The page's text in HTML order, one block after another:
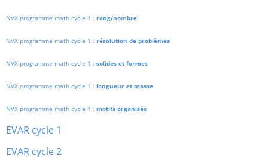
NVX programme math cycle 1 : rang/nombre
NVX programme math cycle 1 : résolution de problèmes
NVX programme math cycle 1 : solides et formes
NVX programme math cycle 1 : longueur et masse
NVX programme math cycle 1 : motifs organisés
EVAR cycle 1
EVAR cycle 2